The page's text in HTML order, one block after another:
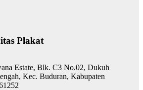
Plakat
Estate, Blk. C3 No.02, Dukuh
Kec. Buduran, Kabupaten